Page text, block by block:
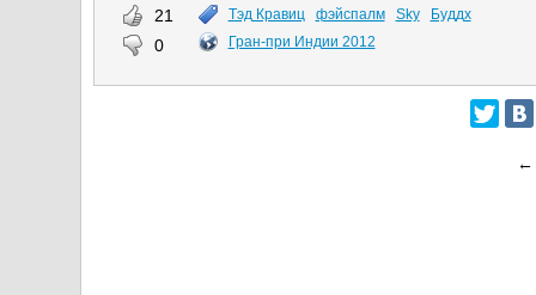
21
0
Тэд Кравиц фэйспалм Sky
Буддх
Гран-при Индии 2012